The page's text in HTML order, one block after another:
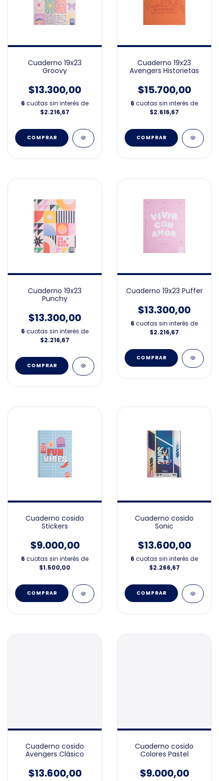
Cuaderno 19x23
Groovy
$13.300,00
6 cuotas sin interés de
$2.216,67
Cuaderno 19x23
Avengers Historietas
$15.700,00
6 cuotas sin interés de
$2.616,67
Cuaderno 19x23
Punchy
$13.300,00
6 cuotas sin interés de
$2.216,67
Cuaderno 19x23 Puffer
$13.300,00
6 cuotas sin interés de
$2.216,67
Cuaderno cosido
Stickers
$9.000,00
6 cuotas sin interés de
$1.500,00
Cuaderno cosido
Sonic
$13.600,00
6 cuotas sin interés de
$2.266,67
Cuaderno cosido
Avengers Clásico
$13.600,00
Cuaderno cosido
Colores Pastel
$9.000,00